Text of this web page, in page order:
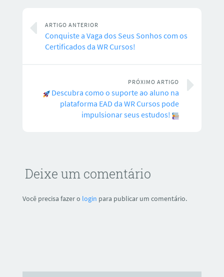
ARTIGO ANTERIOR
Conquiste a Vaga dos Seus Sonhos com os
Certificados da WR Cursos!
PRÓXIMO ARTIGO
Descubra como o suporte ao aluno na
plataforma EAD da WR Cursos pode
impulsionar seus estudos!
Deixe um comentário
Você precisa fazer o login para publicar um comentário.